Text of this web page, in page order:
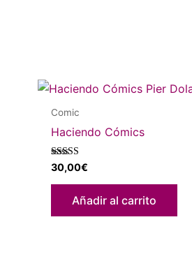
Comic
Haciendo Cómics
Valorado con
5.00
de 5
30,00€
Añadir al carrito